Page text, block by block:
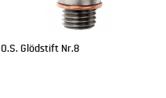
O.S. Glödstift Nr.8